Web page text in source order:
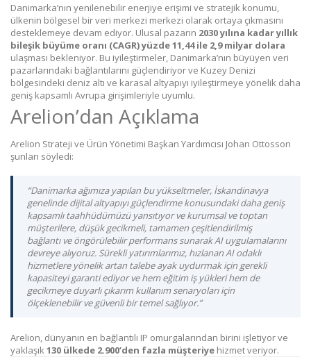
Danimarka’nın yenilenebilir enerjiye erişimi ve stratejik konumu,
ülkenin bölgesel bir veri merkezi merkezi olarak ortaya çıkmasını
desteklemeye devam ediyor. Ulusal pazarın 2030 yılına kadar yıllık
bileşik büyüme oranı (CAGR) yüzde 11,44 ile 2,9 milyar dolara
ulaşması bekleniyor. Bu iyileştirmeler, Danimarka’nın büyüyen veri
pazarlarındaki bağlantılarını güçlendiriyor ve Kuzey Denizi
bölgesindeki deniz altı ve karasal altyapıyı iyileştirmeye yönelik daha
geniş kapsamlı Avrupa girişimleriyle uyumlu.
Arelion’dan Açıklama
Arelion Strateji ve Ürün Yönetimi Başkan Yardımcısı Johan Ottosson
şunları söyledi:
“Danimarka ağımıza yapılan bu yükseltmeler, İskandinavya
genelinde dijital altyapıyı güçlendirme konusundaki daha geniş
kapsamlı taahhüdümüzü yansıtıyor ve kurumsal ve toptan
müşterilere, düşük gecikmeli, tamamen çeşitlendirilmiş
bağlantı ve öngörülebilir performans sunarak AI uygulamalarını
devreye alıyoruz. Sürekli yatırımlarımız, hızlanan AI odaklı
hizmetlere yönelik artan talebe ayak uydurmak için gerekli
kapasiteyi garanti ediyor ve hem eğitim iş yükleri hem de
gecikmeye duyarlı çıkarım kullanım senaryoları için
ölçeklenebilir ve güvenli bir temel sağlıyor.”
Arelion, dünyanın en bağlantılı IP omurgalarından birini işletiyor ve
yaklaşık 130 ülkede 2.900’den fazla müşteriye hizmet veriyor.